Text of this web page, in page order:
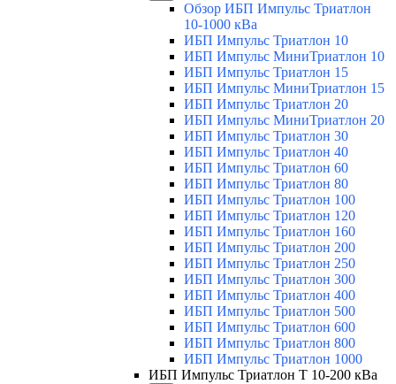
Обзор ИБП Импульс Триатлон
10-1000 кВа
ИБП Импульс Триатлон 10
ИБП Импульс МиниТриатлон 10
ИБП Импульс Триатлон 15
ИБП Импульс МиниТриатлон 15
ИБП Импульс Триатлон 20
ИБП Импульс МиниТриатлон 20
ИБП Импульс Триатлон 30
ИБП Импульс Триатлон 40
ИБП Импульс Триатлон 60
ИБП Импульс Триатлон 80
ИБП Импульс Триатлон 100
ИБП Импульс Триатлон 120
ИБП Импульс Триатлон 160
ИБП Импульс Триатлон 200
ИБП Импульс Триатлон 250
ИБП Импульс Триатлон 300
ИБП Импульс Триатлон 400
ИБП Импульс Триатлон 500
ИБП Импульс Триатлон 600
ИБП Импульс Триатлон 800
ИБП Импульс Триатлон 1000
ИБП Импульс Триатлон Т 10-200 кВа